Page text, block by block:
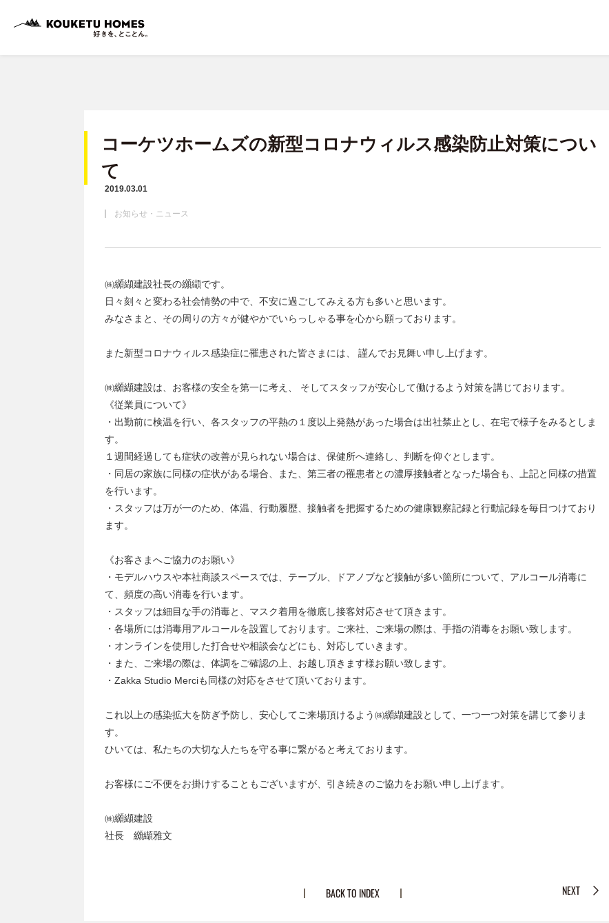
コーケツホームズの新型コロナウィルス感染防止対策につい
て
2019.03.01
お知らせ・ニュース
㈱纐纈建設社長の纐纈です。
日々刻々と変わる社会情勢の中で、不安に過ごしてみえる方も多いと思います。
みなさまと、その周りの方々が健やかでいらっしゃる事を心から願っております。
また新型コロナウィルス感染症に罹患された皆さまには、 謹んでお見舞い申し上げます。
㈱纐纈建設は、お客様の安全を第一に考え、 そしてスタッフが安心して働けるよう対策を講じております。
《従業員について》
・出勤前に検温を行い、各スタッフの平熱の１度以上発熱があった場合は出社禁止とし、在宅で様子をみるとしま
す。
１週間経過しても症状の改善が見られない場合は、保健所へ連絡し、判断を仰ぐとします。
・同居の家族に同様の症状がある場合、また、第三者の罹患者との濃厚接触者となった場合も、上記と同様の措置
を行います。
・スタッフは万が一のため、体温、行動履歴、接触者を把握するための健康観察記録と行動記録を毎日つけており
ます。
《お客さまへご協力のお願い》
・モデルハウスや本社商談スペースでは、テーブル、ドアノブなど接触が多い箇所について、アルコール消毒に
て、頻度の高い消毒を行います。
・スタッフは細目な手の消毒と、マスク着用を徹底し接客対応させて頂きます。
・各場所には消毒用アルコールを設置しております。ご来社、ご来場の際は、手指の消毒をお願い致します。
・オンラインを使用した打合せや相談会などにも、対応していきます。
・また、ご来場の際は、体調をご確認の上、お越し頂きます様お願い致します。
・Zakka Studio Merciも同様の対応をさせて頂いております。
これ以上の感染拡大を防ぎ予防し、安心してご来場頂けるよう㈱纐纈建設として、一つ一つ対策を講じて参りま
す。
ひいては、私たちの大切な人たちを守る事に繋がると考えております。
お客様にご不便をお掛けすることもございますが、引き続きのご協力をお願い申し上げます。
㈱纐纈建設
社長 纐纈雅文
BACK TO INDEX NEXT